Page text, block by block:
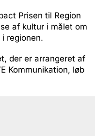
Prisen til Region
af kultur i målet om
regionen.
der er arrangeret af
Kommunikation, løb